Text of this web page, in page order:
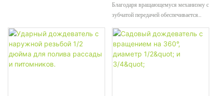
полива сада.
Благодаря вращающемуся механизму с
зубчатой ​​передачей обеспечивается
покрытие, что делает его идеальным
для нежных растений, рассады и
культур, расположенных на близком
расстоянии друг от друга.